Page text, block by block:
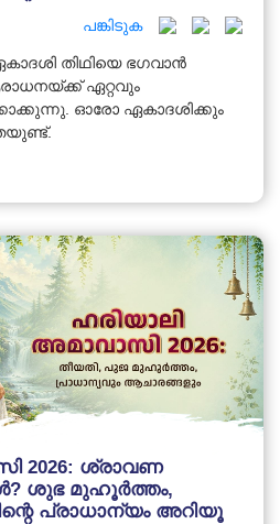
പങ്കിടുക
തിഥിയെ ഭഗവാൻ
ഏറ്റവും
ഓരോ ഏകാദശിക്കും
2026: ശ്രാവണ
ശുഭ മുഹൂർത്തം,
പ്രാധാന്യം അറിയൂ